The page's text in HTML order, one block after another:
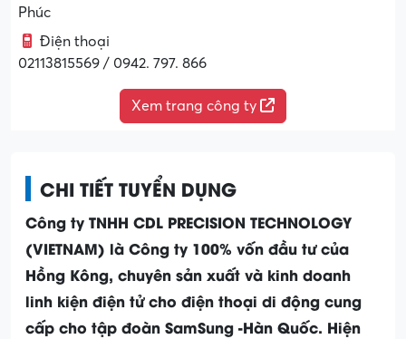
Phúc
Điện thoại
02113815569 / 0942. 797. 866
Xem trang công ty
CHI TIẾT TUYỂN DỤNG
Công ty TNHH CDL PRECISION TECHNOLOGY
(VIETNAM) là Công ty 100% vốn đầu tư của
Hồng Kông, chuyên sản xuất và kinh doanh
linh kiện điện tử cho điện thoại di động cung
cấp cho tập đoàn SamSung -Hàn Quốc. Hiện